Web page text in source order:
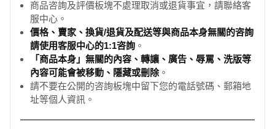
商品咨詢及評價板塊不處理取消或退貨事宜，請聯絡客
服中心。
價格、賣家、換貨/退貨及配送等與商品本身無關的咨詢
請使用客服中心的1:1咨詢 。
「商品本身」無關的內容、轉讓、廣告、辱罵、洗版等
內容可能會被移動、隱藏或刪除。
請不要在公開的咨詢板塊中留下您的電話號碼、郵箱地
址等個人資訊。